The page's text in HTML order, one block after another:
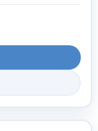
bez gotowych